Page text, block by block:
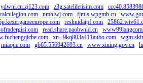
ydwni.cn.zj123.com z3g.sateliletisim.com
nmhlwj.com fjmis.wpgmb.cn
reshuidaipf.com
read.share.paobwud.cn
xn--9kq803a411aubo.com
miaojie.com
gb65.556942693.cn www.xining.gov.cn